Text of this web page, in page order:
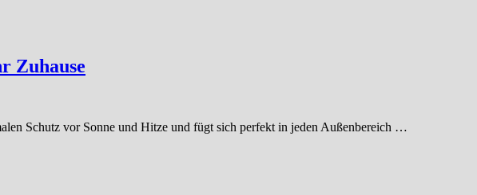
Zuhause
Schutz vor Sonne und Hitze und fügt sich perfekt in jeden Außenbereich …